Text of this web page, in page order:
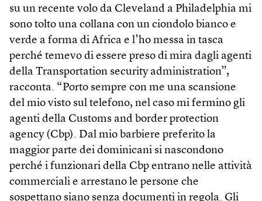
su un recente volo da Cleveland a Philadelphia mi
sono tolto una collana con un ciondolo bianco e
verde a forma di Africa e l’ho messa in tasca
perché temevo di essere preso di mira dagli agenti
della Transportation security administration”,
racconta. “Porto sempre con me una scansione
del mio visto sul telefono, nel caso mi fermino gli
agenti della Customs and border protection
agency (Cbp). Dal mio barbiere preferito la
maggior parte dei dominicani si nascondono
perché i funzionari della Cbp entrano nelle attività
commerciali e arrestano le persone che
sospettano siano senza documenti in regola. Gli